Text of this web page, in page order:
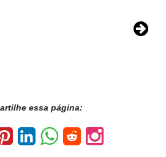
essa página: